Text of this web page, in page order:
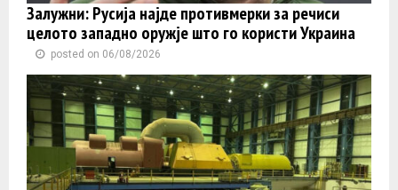
Залужни: Русија најде противмерки за речиси
целото западно оружје што го користи Украина
posted on 06/08/2026